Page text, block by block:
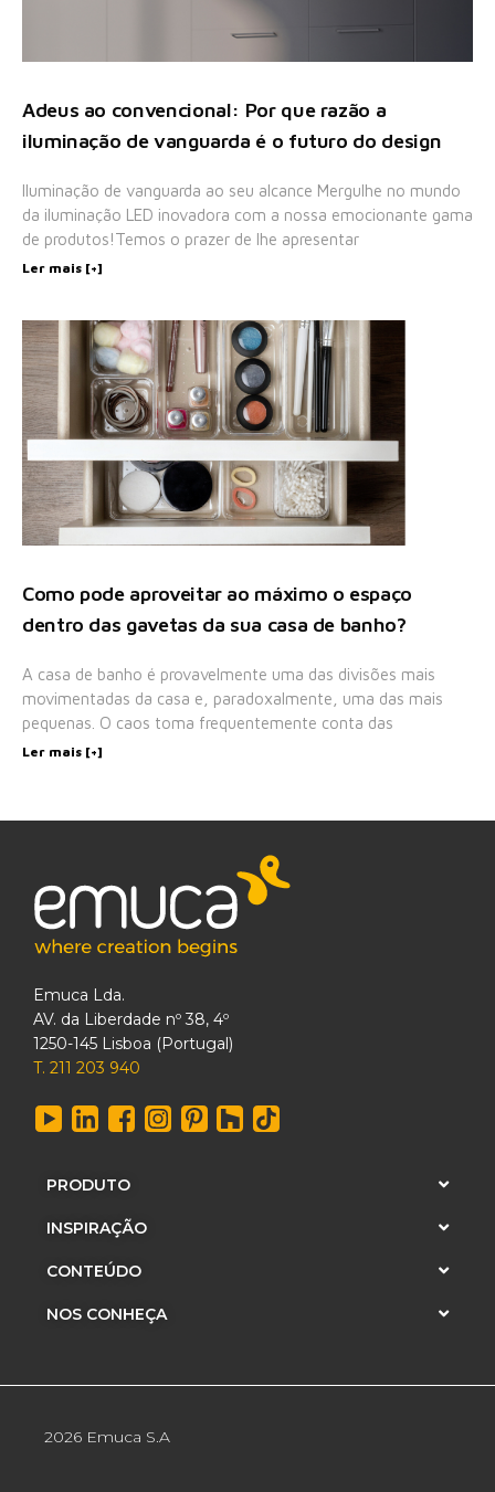
Adeus ao convencional: Por que razão a
iluminação de vanguarda é o futuro do design
Iluminação de vanguarda ao seu alcance Mergulhe no mundo
da iluminação LED inovadora com a nossa emocionante gama
de produtos!Temos o prazer de lhe apresentar
Ler mais [+]
Como pode aproveitar ao máximo o espaço
dentro das gavetas da sua casa de banho?
A casa de banho é provavelmente uma das divisões mais
movimentadas da casa e, paradoxalmente, uma das mais
pequenas. O caos toma frequentemente conta das
Ler mais [+]
Emuca Lda.
AV. da Liberdade nº 38, 4º
1250-145 Lisboa (Portugal)
T. 211 203 940
PRODUTO
INSPIRAÇÃO
CONTEÚDO
NOS CONHEÇA
2026 Emuca S.A